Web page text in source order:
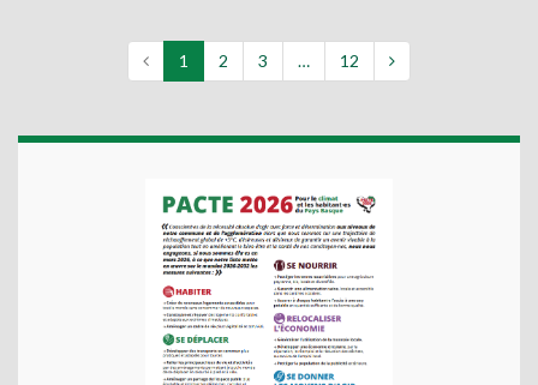
1 2 3 … 12